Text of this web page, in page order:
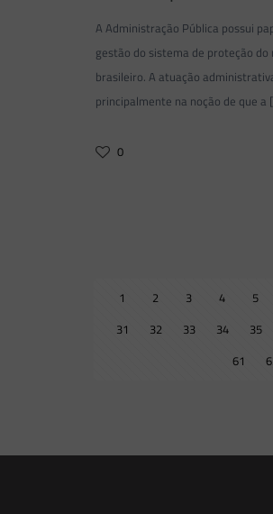
A Administração Pública possui
gestão do sistema de proteção
brasileiro. A atuação
principalmente na noção de que a
0
1 2 3 4 5
31
32 33 34 35
61